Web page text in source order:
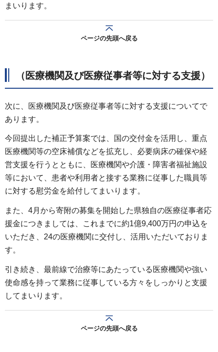
まいります。
ページの先頭へ戻る
（医療機関及び医療従事者等に対する支援）
次に、医療機関及び医療従事者等に対する支援についてで
あります。
今回提出した補正予算案では、国の交付金を活用し、重点
医療機関等の空床補償などを拡充し、必要病床の確保や経
営支援を行うとともに、医療機関や介護・障害者福祉施設
等において、患者や利用者と接する業務に従事した職員等
に対する慰労金を給付してまいります。
また、4月から寄附の募集を開始した県独自の医療従事者応
援金につきましては、これまでに約1億9,400万円の申込を
いただき、24の医療機関に交付し、活用いただいておりま
す。
引き続き、最前線で治療等にあたっている医療機関や強い
使命感を持って業務に従事している方々をしっかりと支援
してまいります。
ページの先頭へ戻る